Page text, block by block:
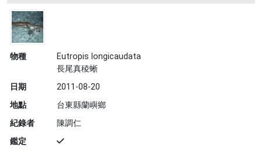
物種
Eutropis longicaudata
長尾真稜蜥
日期
2011-08-20
地點
台東縣蘭嶼鄉
紀錄者
陳調仁
鑑定